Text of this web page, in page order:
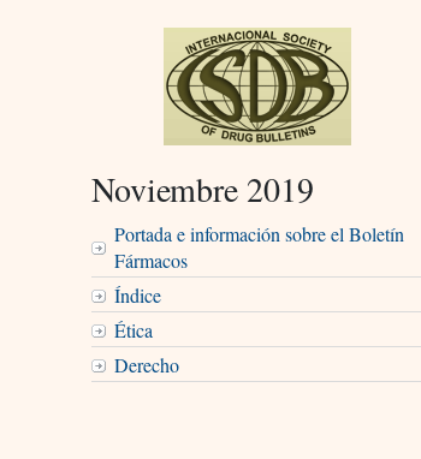
Noviembre 2019
Portada e información sobre el Boletín
Fármacos
Índice
Ética
Derecho